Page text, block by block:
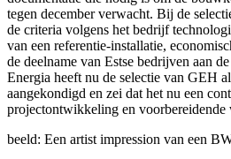
tegen december verwacht. Bij de
de criteria volgens het bedrijf
van een referentie-installatie,
de deelname van Estse bedrijven aan
Energia heeft nu de selectie van GEH
aangekondigd en zei dat het nu een
projectontwikkeling en voorbereidende
beeld: Een artist impression van een